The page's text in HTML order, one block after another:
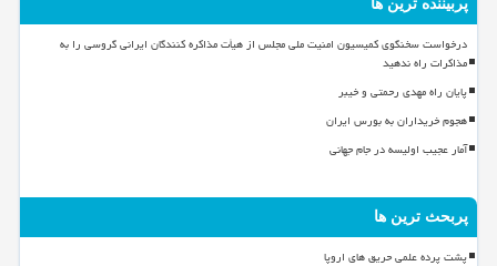
پربیننده ترین ها
درخواست سخنگوی کمیسیون امنیت ملی مجلس از هیأت مذاکره کنندگان ایرانی گروسی را به
مذاکرات راه ندهید
پایان راه مهدی رحمتی و خیبر
هجوم خریداران به بورس ایران
آمار عجیب اولیسه در جام جهانی
پربحث ترین ها
پشت پرده علمی حریق های اروپا